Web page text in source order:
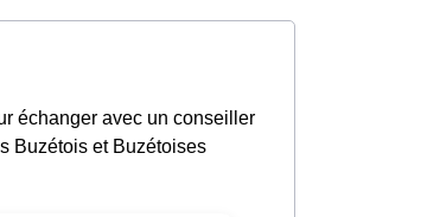
échanger avec un conseiller
Buzétois et Buzétoises